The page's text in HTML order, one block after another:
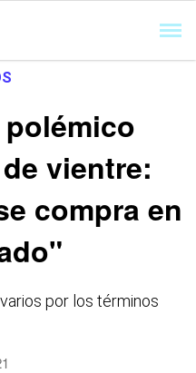
vientre:
compra en
por los términos